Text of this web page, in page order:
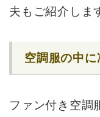
夫もご紹介しま
空調服の中
ファン付き空調